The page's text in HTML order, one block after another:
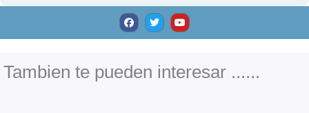
F
a
c
e
o
k
T
w
i
t
Y
o
u
t
e
Tambien te pueden interesar ......